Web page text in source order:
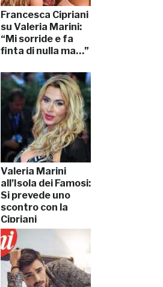
Francesca Cipriani
su Valeria Marini:
“Mi sorride e fa
finta di nulla ma…”
Valeria Marini
all’Isola dei Famosi:
Si prevede uno
scontro con la
Cipriani